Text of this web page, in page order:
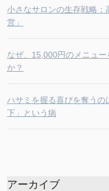
小さなサロンの生存戦略
営」
なぜ、15,000円のメニュ
か？
ハサミを握る喜びを奪うの
下」という病
アーカイブ